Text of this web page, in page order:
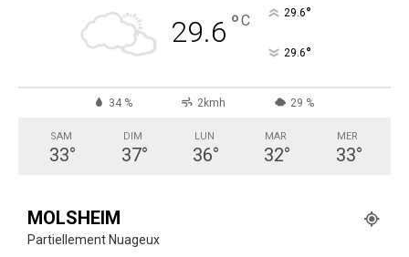
29.6 °C 29.6°
29.6°
34 % 2kmh 29 %
SAM
33°
DIM
37°
LUN
36°
MAR
32°
MER
33°
MOLSHEIM
Partiellement Nuageux